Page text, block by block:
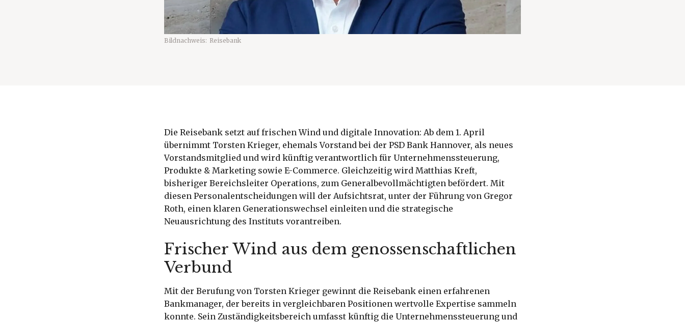
Bildnachweis: Reisebank
Die Reisebank setzt auf frischen Wind und digitale Innovation: Ab dem 1. April
übernimmt Torsten Krieger, ehemals Vorstand bei der PSD Bank Hannover, als neues
Vorstandsmitglied und wird künftig verantwortlich für Unternehmenssteuerung,
Produkte & Marketing sowie E-Commerce. Gleichzeitig wird Matthias Kreft,
bisheriger Bereichsleiter Operations, zum Generalbevollmächtigten befördert. Mit
diesen Personalentscheidungen will der Aufsichtsrat, unter der Führung von Gregor
Roth, einen klaren Generationswechsel einleiten und die strategische
Neuausrichtung des Instituts vorantreiben.
Frischer Wind aus dem genossenschaftlichen
Verbund
Mit der Berufung von Torsten Krieger gewinnt die Reisebank einen erfahrenen
Bankmanager, der bereits in vergleichbaren Positionen wertvolle Expertise sammeln
konnte. Sein Zuständigkeitsbereich umfasst künftig die Unternehmenssteuerung und